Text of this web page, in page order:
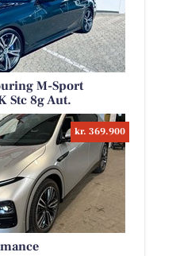
M-Sport
Stc 8g Aut.
kr. 369.900